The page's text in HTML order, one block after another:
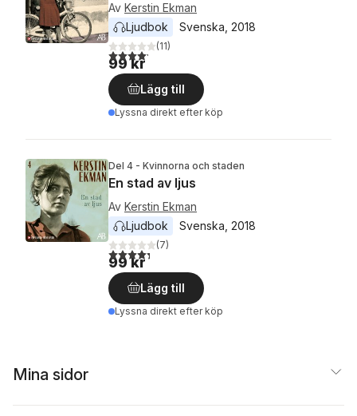
Av Kerstin Ekman
Ljudbok
Svenska 2018
4,2utav 5 stjärnor. Totalt antal röster:
(11)
99 kr
Lägg till
Lyssna direkt efter köp
Del 4 - Kvinnorna och staden
En stad av ljus
Av Kerstin Ekman
Ljudbok
Svenska 2018
4,3utav 5 stjärnor. Totalt antal röster:
(7)
99 kr
Lägg till
Lyssna direkt efter köp
Mina sidor